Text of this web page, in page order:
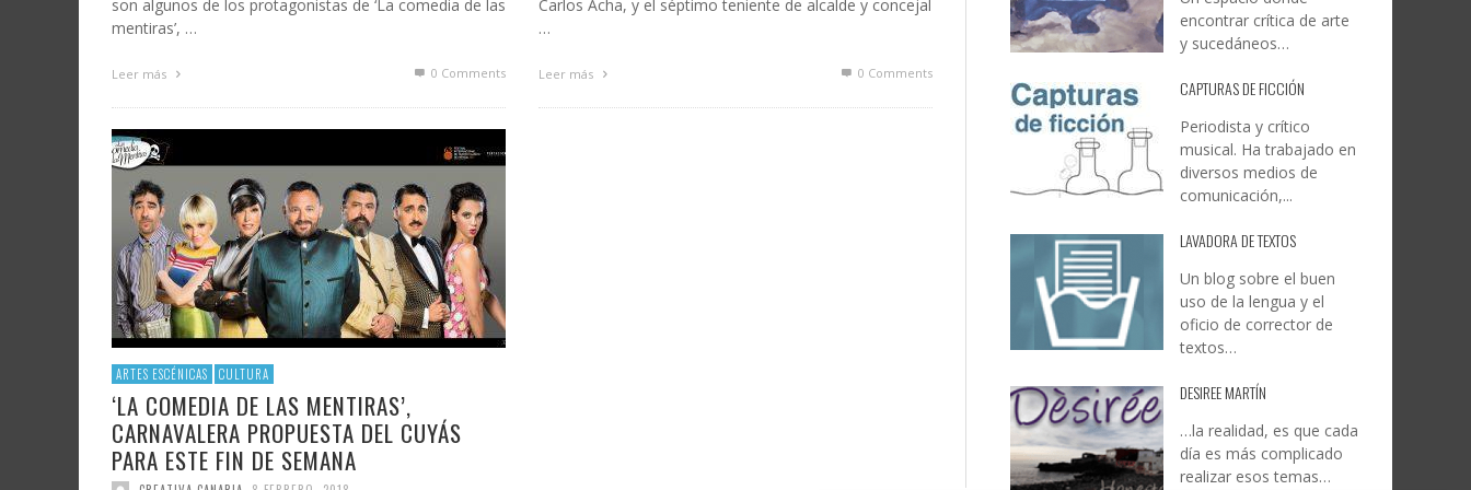
son algunos de los protagonistas de ‘La comedia de las
mentiras’, …
Leer más 0 Comments
Carlos Acha, y el séptimo teniente de alcalde y concejal
…
Leer más 0 Comments
ARTES ESCÉNICAS CULTURA
‘LA COMEDIA DE LAS MENTIRAS’,
CARNAVALERA PROPUESTA DEL CUYÁS
PARA ESTE FIN DE SEMANA
encontrar crítica de arte
y sucedáneos…
CAPTURAS DE FICCIÓN
Periodista y crítico
musical. Ha trabajado en
diversos medios de
comunicación,...
LAVADORA DE TEXTOS
Un blog sobre el buen
uso de la lengua y el
oficio de corrector de
textos…
DESIREE MARTÍN
…la realidad, es que cada
día es más complicado
realizar esos temas…